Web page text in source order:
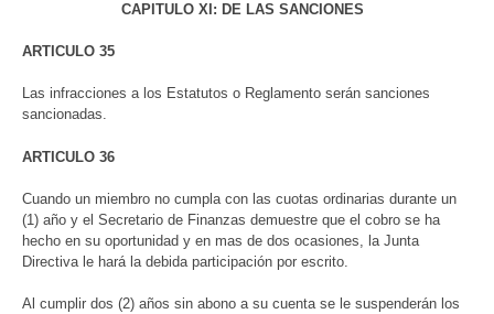
CAPITULO XI: DE LAS SANCIONES
ARTICULO 35
Las infracciones a los Estatutos o Reglamento serán sanciones
sancionadas.
ARTICULO 36
Cuando un miembro no cumpla con las cuotas ordinarias durante un
(1) año y el Secretario de Finanzas demuestre que el cobro se ha
hecho en su oportunidad y en mas de dos ocasiones, la Junta
Directiva le hará la debida participación por escrito.
Al cumplir dos (2) años sin abono a su cuenta se le suspenderán los